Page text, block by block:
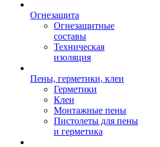
Огнезащита
Огнезащитные
составы
Техническая
изоляция
Пены, герметики, клеи
Герметики
Клеи
Монтажные пены
Пистолеты для пены
и герметика